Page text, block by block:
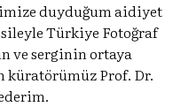
duyduğum aidiyet
Türkiye Fotoğraf
ve serginin ortaya
küratörümüz Prof. Dr.